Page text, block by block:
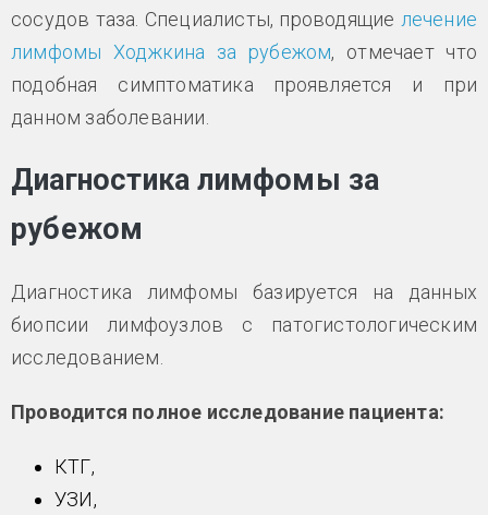
сосудов таза. Специалисты, проводящие лечение
лимфомы Ходжкина за рубежом, отмечает что
подобная симптоматика проявляется и при
данном заболевании.
Диагностика лимфомы за
рубежом
Диагностика лимфомы базируется на данных
биопсии лимфоузлов с патогистологическим
исследованием.
Проводится полное исследование пациента:
КТГ,
УЗИ,